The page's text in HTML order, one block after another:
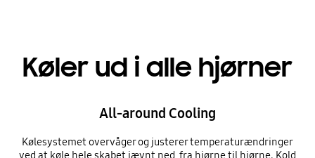
Køler ud i alle hjørner
All-around Cooling
Kølesystemet overvåger og justerer temperaturændringer